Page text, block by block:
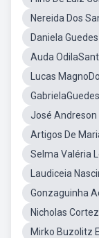
Nereida Dos
Daniela
Auda
Lucas
José Andreson
Artigos De
Selma Valéria
Laudiceia
Gonzaguinha
Nicholas
Mirko Buzolitz